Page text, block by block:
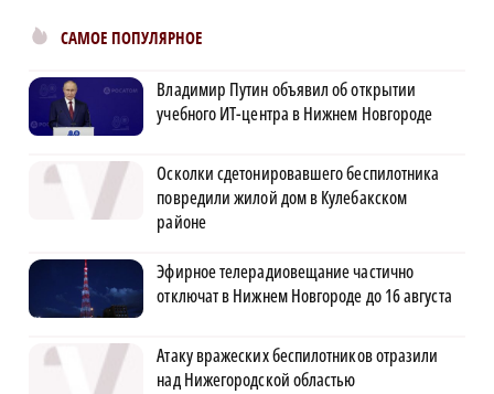
САМОЕ ПОПУЛЯРНОЕ
Владимир Путин объявил об открытии
учебного ИТ-центра в Нижнем Новгороде
Осколки сдетонировавшего беспилотника
повредили жилой дом в Кулебакском
районе
Эфирное телерадиовещание частично
отключат в Нижнем Новгороде до 16 августа
Атаку вражеских беспилотников отразили
над Нижегородской областью